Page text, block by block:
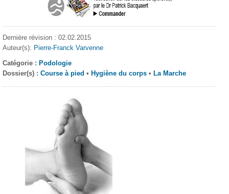
Dernière révision : 02.02.2015
Auteur(s): Pierre-Franck Varvenne
Catégorie : Podologie
Dossier(s) :Course à pied • Hygiène du corps • La Marche